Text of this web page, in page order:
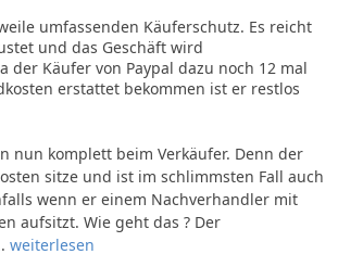
umfassenden Käuferschutz. Es reicht
und das Geschäft wird
der Käufer von Paypal dazu noch 12 mal
erstattet bekommen ist er restlos
nun komplett beim Verkäufer. Denn der
sitze und ist im schlimmsten Fall auch
wenn er einem Nachverhandler mit
aufsitzt. Wie geht das ? Der
weiterlesen